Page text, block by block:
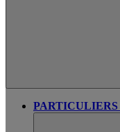
PARTICULIERS